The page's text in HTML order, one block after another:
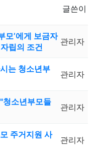
글쓴이
모’에게 보금자
립의 조건
관리자
는 청소년부
관리자
소년부모들
관리자
주거지원 사
관리자